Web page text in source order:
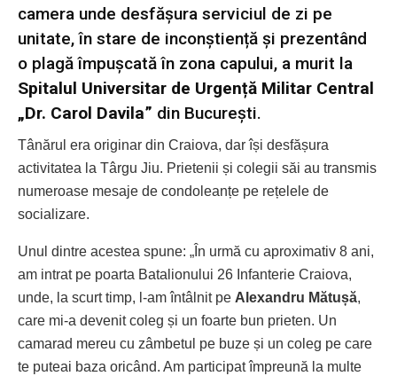
camera unde desfășura serviciul de zi pe
unitate, în stare de inconștiență și prezentând
o plagă împușcată în zona capului, a murit la
Spitalul Universitar de Urgență Militar Central
„Dr. Carol Davila” din București.
Tânărul era originar din Craiova, dar își desfășura
activitatea la Târgu Jiu. Prietenii și colegii săi au transmis
numeroase mesaje de condoleanțe pe rețelele de
socializare.
Unul dintre acestea spune: „În urmă cu aproximativ 8 ani,
am intrat pe poarta Batalionului 26 Infanterie Craiova,
unde, la scurt timp, l-am întâlnit pe Alexandru Mătușă,
care mi-a devenit coleg și un foarte bun prieten. Un
camarad mereu cu zâmbetul pe buze și un coleg pe care
te puteai baza oricând. Am participat împreună la multe